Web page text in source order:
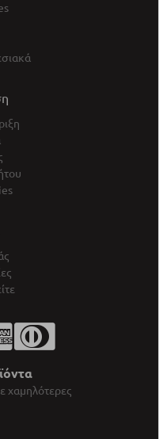
χαμηλότερες